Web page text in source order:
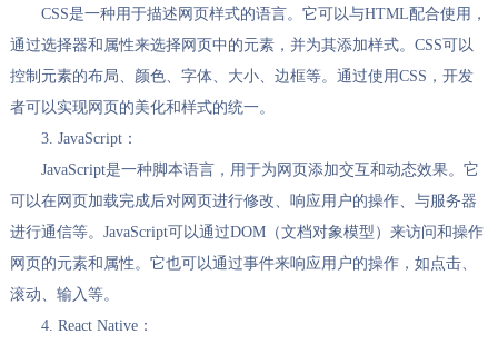
CSS是一种用于描述网页样式的语言。它可以与HTML配合使用，
通过选择器和属性来选择网页中的元素，并为其添加样式。CSS可以
控制元素的布局、颜色、字体、大小、边框等。通过使用CSS，开发
者可以实现网页的美化和样式的统一。
3. JavaScript：
JavaScript是一种脚本语言，用于为网页添加交互和动态效果。它
可以在网页加载完成后对网页进行修改、响应用户的操作、与服务器
进行通信等。JavaScript可以通过DOM（文档对象模型）来访问和操作
网页的元素和属性。它也可以通过事件来响应用户的操作，如点击、
滚动、输入等。
4. React Native：